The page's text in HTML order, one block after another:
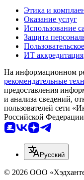
Этика и
Оказание услуг
Использование
Защита
ИТ аккредитация
На информационном
рекомендательные
предоставления
и анализа сведений,
пользователей сети
Российской
Русский
© 2026 ООО